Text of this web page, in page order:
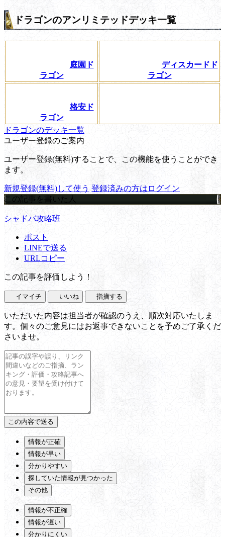
ドラゴンのアンリミテッドデッキ一覧
庭園ド
ラゴン
ディスカードド
ラゴン
格安ド
ラゴン
ドラゴンのデッキ一覧
ユーザー登録のご案内
ユーザー登録(無料)することで、この機能を使うことができ
ます。
新規登録(無料)して使う 登録済みの方はログイン
この記事を書いた人
シャドバ攻略班
ポスト
LINEで送る
URLコピー
この記事を評価しよう！
イマイチ いいね 指摘する
いただいた内容は担当者が確認のうえ、順次対応いたしま
す。個々のご意見にはお返事できないことを予めご了承くだ
さいませ。
情報が正確
情報が早い
分かりやすい
探していた情報が見つかった
その他
情報が不正確
情報が遅い
分かりにくい